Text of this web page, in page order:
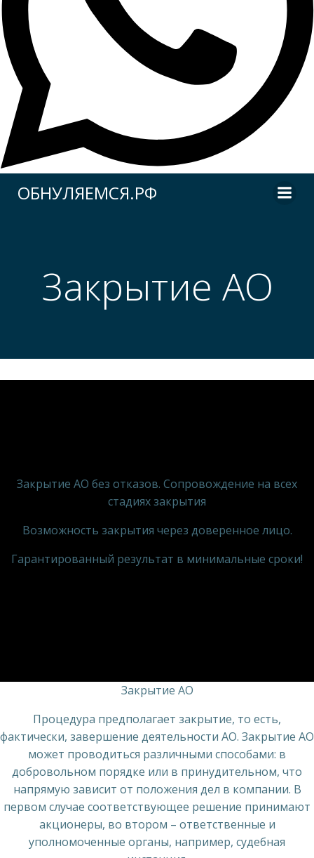
ОБНУЛЯЕМСЯ.РФ
Закрытие АО
Закрытие АО без отказов. Сопровождение на всех
стадиях закрытия
Возможность закрытия через доверенное лицо.
Гарантированный результат в минимальные сроки!
Закрытие АО
Процедура предполагает закрытие, то есть,
фактически, завершение деятельности АО. Закрытие АО
может проводиться различными способами: в
добровольном порядке или в принудительном, что
напрямую зависит от положения дел в компании. В
первом случае соответствующее решение принимают
акционеры, во втором – ответственные и
уполномоченные органы, например, судебная